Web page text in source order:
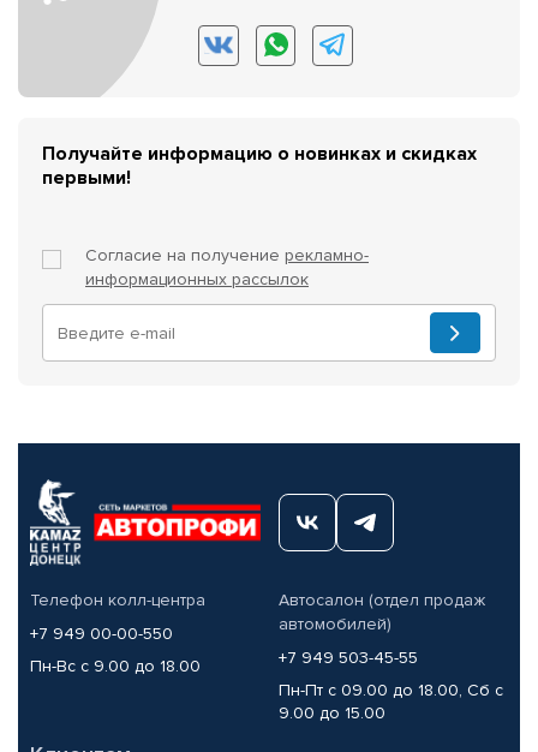
Получайте информацию о новинках и скидках
первыми!
Согласие на получение рекламно-
информационных рассылок
Телефон колл-центра
+7 949 00-00-550
Пн-Вс с 9.00 до 18.00
Автосалон (отдел продаж
автомобилей)
+7 949 503-45-55
Пн-Пт с 09.00 до 18.00, Сб с
9.00 до 15.00